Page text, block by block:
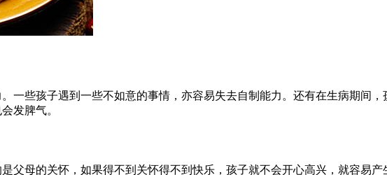
一些孩子遇到一些不如意的事情，亦容易失去自制能力。还有在生病期间
发脾气。
父母的关怀，如果得不到关怀得不到快乐，孩子就不会开心高兴，就容易产